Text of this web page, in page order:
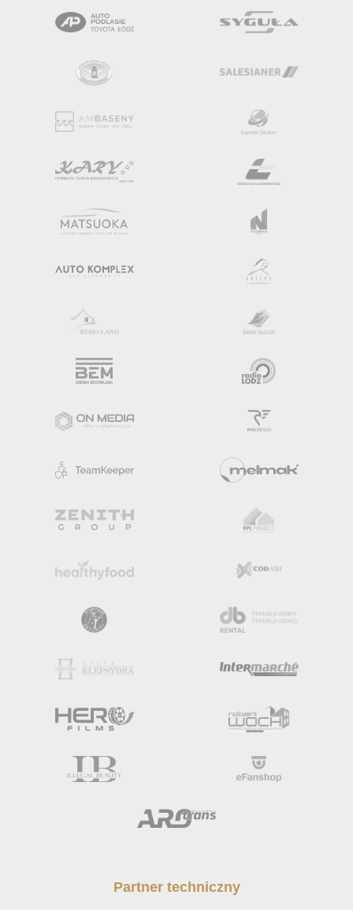
Partner techniczny